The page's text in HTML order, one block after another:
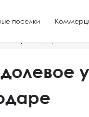
поселки
у